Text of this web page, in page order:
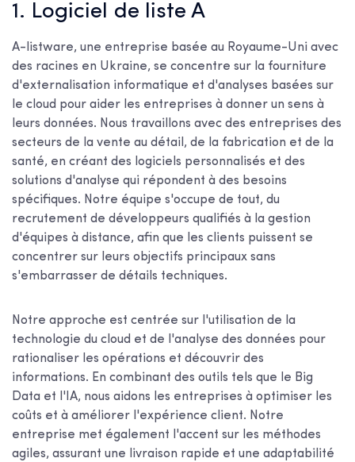
1. Logiciel de liste A
A-listware, une entreprise basée au Royaume-Uni avec
des racines en Ukraine, se concentre sur la fourniture
d'externalisation informatique et d'analyses basées sur
le cloud pour aider les entreprises à donner un sens à
leurs données. Nous travaillons avec des entreprises des
secteurs de la vente au détail, de la fabrication et de la
santé, en créant des logiciels personnalisés et des
solutions d'analyse qui répondent à des besoins
spécifiques. Notre équipe s'occupe de tout, du
recrutement de développeurs qualifiés à la gestion
d'équipes à distance, afin que les clients puissent se
concentrer sur leurs objectifs principaux sans
s'embarrasser de détails techniques.
Notre approche est centrée sur l'utilisation de la
technologie du cloud et de l'analyse des données pour
rationaliser les opérations et découvrir des
informations. En combinant des outils tels que le Big
Data et l'IA, nous aidons les entreprises à optimiser les
coûts et à améliorer l'expérience client. Notre
entreprise met également l'accent sur les méthodes
agiles, assurant une livraison rapide et une adaptabilité